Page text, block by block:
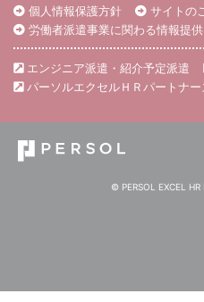
個人情報保護方針
サイトの
労働者派遣事業に関わる情報提供
エンジニア派遣・紹介予定派遣
パーソルエクセルＨＲパートナ
© PERSOL EXCEL HR